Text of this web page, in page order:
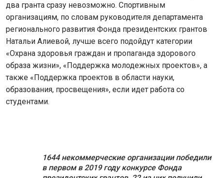
два гранта сразу невозможно. Спортивным
организациям, по словам руководителя департамента
регионального развития Фонда президентских грантов
Натальи Алиевой, лучше всего подойдут категории
«Охрана здоровья граждан и пропаганда здорового
образа жизни», «Поддержка молодежных проектов», а
также «Поддержка проектов в области науки,
образования, просвещения», если идет работа со
студентами.
1644 некоммерческие организации победили
в первом в 2019 году конкурсе Фонда